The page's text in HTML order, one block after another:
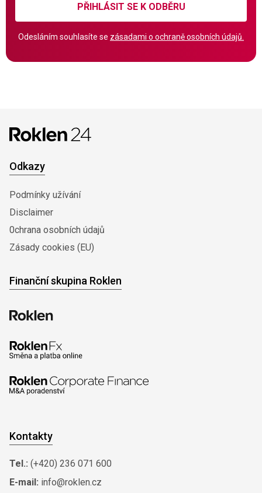
PŘIHLÁSIT SE K ODBĚRU
Odesláním souhlasíte se zásadami o ochraně osobních údajů.
Odkazy
Podmínky užívání
Disclaimer
0chrana osobních údajů
Zásady cookies (EU)
Finanční skupina Roklen
Kontakty
Tel.: (+420) 236 071 600
E-mail: info@roklen.cz